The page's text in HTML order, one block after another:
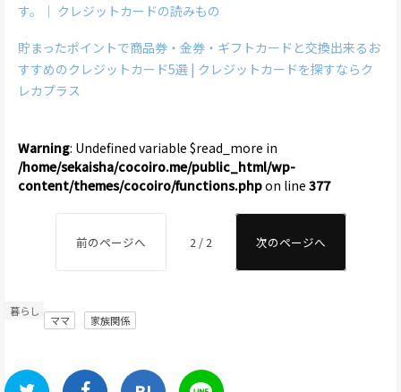
す。｜ クレジットカードの読みもの
貯まったポイントで商品券・金券・ギフトカードと交換出来るお
すすめのクレジットカード5選 | クレジットカードを探すならク
レカプラス
Warning: Undefined variable $read_more in
/home/sekaisha/cocoiro.me/public_html/wp-
content/themes/cocoiro/functions.phpon line 377
前のページへ 2 / 2 次のページへ
暮らし
ママ 家族関係